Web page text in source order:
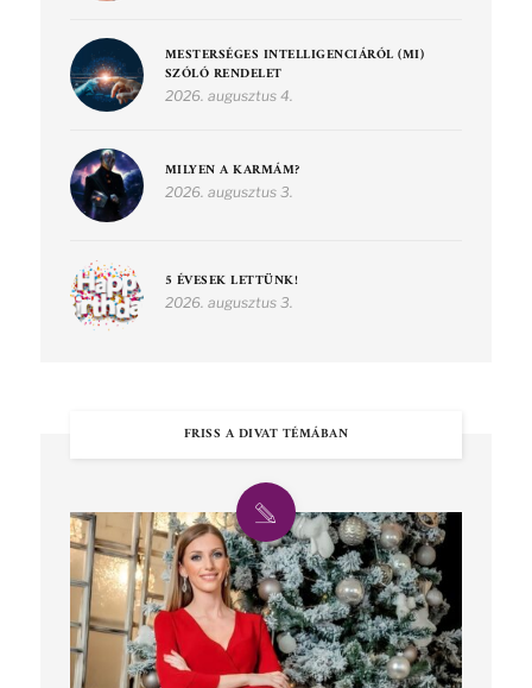
MESTERSÉGES INTELLIGENCIÁRÓL (MI)
SZÓLÓ RENDELET
2026. augusztus 4.
MILYEN A KARMÁM?
2026. augusztus 3.
5 ÉVESEK LETTÜNK!
2026. augusztus 3.
FRISS A DIVAT TÉMÁBAN